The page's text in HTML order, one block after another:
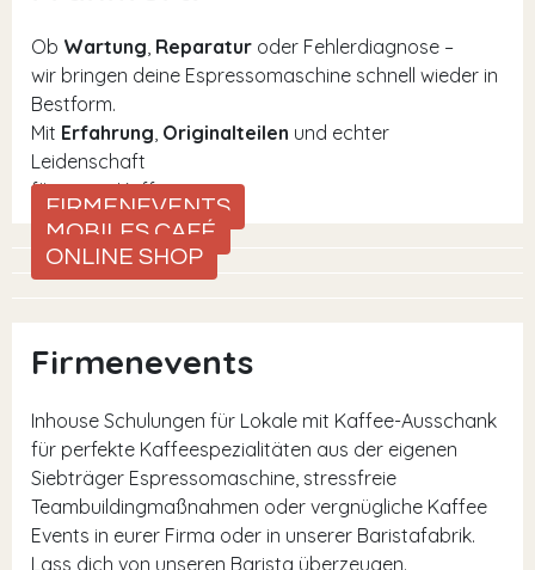
Ob Wartung, Reparatur oder Fehlerdiagnose –
wir bringen deine Espressomaschine schnell wieder in
Bestform.
Mit Erfahrung, Originalteilen und echter
Leidenschaft
für guten Kaffee.
FIRMENEVENTS
MOBILES CAFÉ
ONLINE SHOP
Firmenevents
Inhouse Schulungen für Lokale mit Kaffee-Ausschank
für perfekte Kaffeespezialitäten aus der eigenen
Siebträger Espressomaschine, stressfreie
Teambuildingmaßnahmen oder vergnügliche Kaffee
Events in eurer Firma oder in unserer Baristafabrik.
Lass dich von unseren Barista überzeugen.